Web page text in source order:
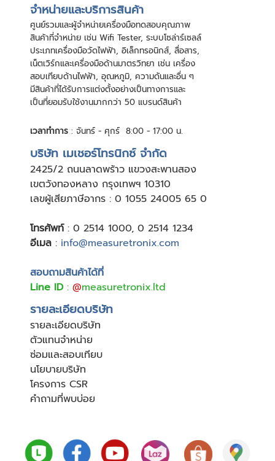
จําหน่ายและบริการสินค้า
ศูนย์รวมและผู้จําหน่ายเครื่องมือทดสอบคุณภาพ
สินค้าที่จําหน่าย เช่น Wifi Tester, ระบบโซล่าร์เซลล์
ประเภทเครื่องมือวัดไฟฟ้า, อิเล็กทรอนิกส์, สื่อสาร,
เน็ตเวิร์กและเครื่องมือด้านมาตรวิทยา เช่น เครื่อง
สอบเทียบด้านไฟฟ้า, อุณหภูมิ, ความดันและอื่น ๆ
มีสินค้าที่ได้รับการแต่งตั้งอย่างเป็นทางการและ
เป็นที่ยอมรับใช้งานมากกว่า 50 แบรนด์สินค้า
เวลาทำการ : จันทร์ - ศุกร์ 8:00 - 17:00 น.
บริษัท เมเชอร์โทรนิกซ์ จำกัด
2425/2 ถนนลาดพร้าว แขวงสะพานสอง
เขตวังทองหลาง กรุงเทพฯ 10310
เลขผู้เสียภาษีอากร : 0 1055 24005 65 0
โทรศัพท์: 0 2514 1000, 0 2514 1234
อีเมล : info@measuretronix.com
สอบถามสินค้าได้ที่
Line ID: @measuretronix.ltd
รายละเอียดบริษัท
รายละเอียดบริษัท
ตัวแทนจำหน่าย
ซ่อมและสอบเทียบ
นโยบายบริษัท
โครงการ CSR
คำถามที่พบบ่อย